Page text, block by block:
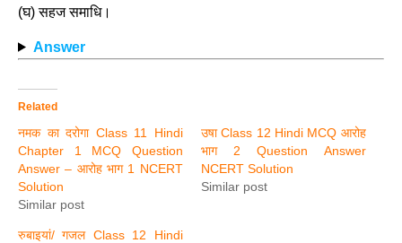
(घ) सहज समाधि।
Answer
Related
नमक का दरोगा Class 11 Hindi
Chapter 1 MCQ Question
Answer – आरोह भाग 1 NCERT
Solution
Similar post
उषा Class 12 Hindi MCQ आरोह
भाग 2 Question Answer
NCERT Solution
Similar post
रुबाइयां/ गजल Class 12 Hindi